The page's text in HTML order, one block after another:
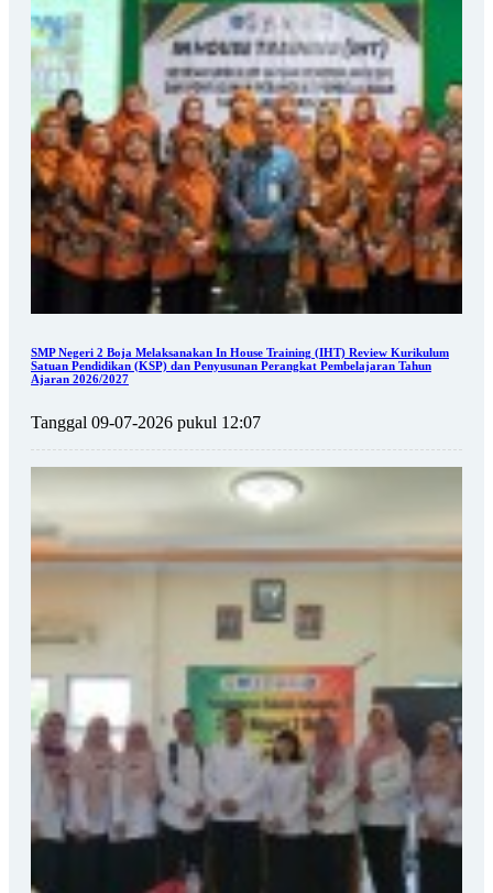
SMP Negeri 2 Boja Melaksanakan In House Training (IHT) Review Kurikulum
Satuan Pendidikan (KSP) dan Penyusunan Perangkat Pembelajaran Tahun
Ajaran 2026/2027
Tanggal 09-07-2026 pukul 12:07